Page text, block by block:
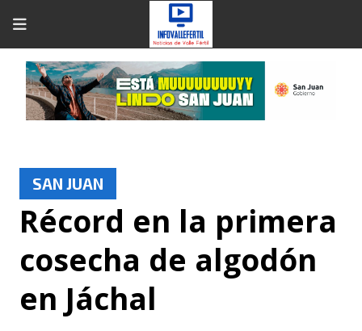
Récord en la primera
cosecha de algodón
en Jáchal
SAN JUAN